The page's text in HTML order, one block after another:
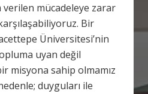
mücadeleye zarar
Bir
Üniversitesi’nin
uyan değil
misyona sahip olmamız
duyguları ile